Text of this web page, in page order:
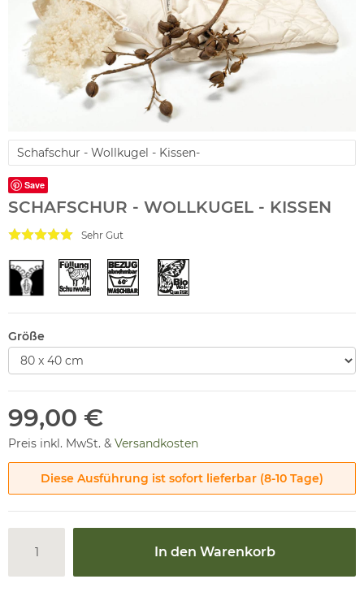
Schafschur - Wollkugel - Kissen-
Save
SCHAFSCHUR - WOLLKUGEL - KISSEN
Sehr Gut
Größe
99,00 €
Preis inkl. MwSt. & Versandkosten
Diese Ausführung ist sofort lieferbar (8-10 Tage)
In den Warenkorb